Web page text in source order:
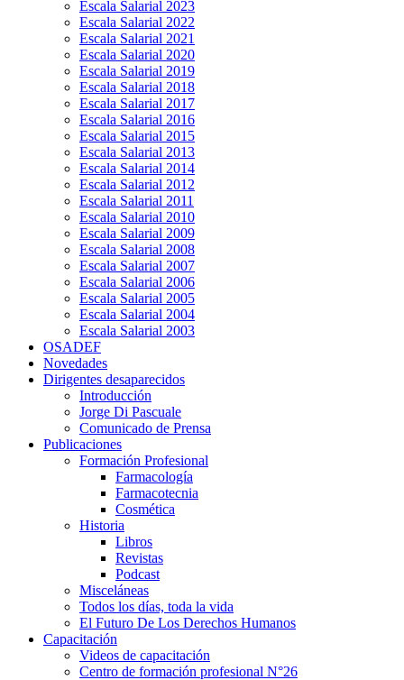
Escala Salarial 2023
Escala Salarial 2022
Escala Salarial 2021
Escala Salarial 2020
Escala Salarial 2019
Escala Salarial 2018
Escala Salarial 2017
Escala Salarial 2016
Escala Salarial 2015
Escala Salarial 2013
Escala Salarial 2014
Escala Salarial 2012
Escala Salarial 2011
Escala Salarial 2010
Escala Salarial 2009
Escala Salarial 2008
Escala Salarial 2007
Escala Salarial 2006
Escala Salarial 2005
Escala Salarial 2004
Escala Salarial 2003
OSADEF
Novedades
Dirigentes desaparecidos
Introducción
Jorge Di Pascuale
Comunicado de Prensa
Publicaciones
Formación Profesional
Farmacología
Farmacotecnia
Cosmética
Historia
Libros
Revistas
Podcast
Misceláneas
Todos los días, toda la vida
El Futuro De Los Derechos Humanos
Capacitación
Videos de capacitación
Centro de formación profesional N°26